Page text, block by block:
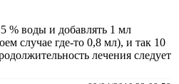
% воды и добавлять 1 мл
случае где-то 0,8 мл), и так 10
лечения следует